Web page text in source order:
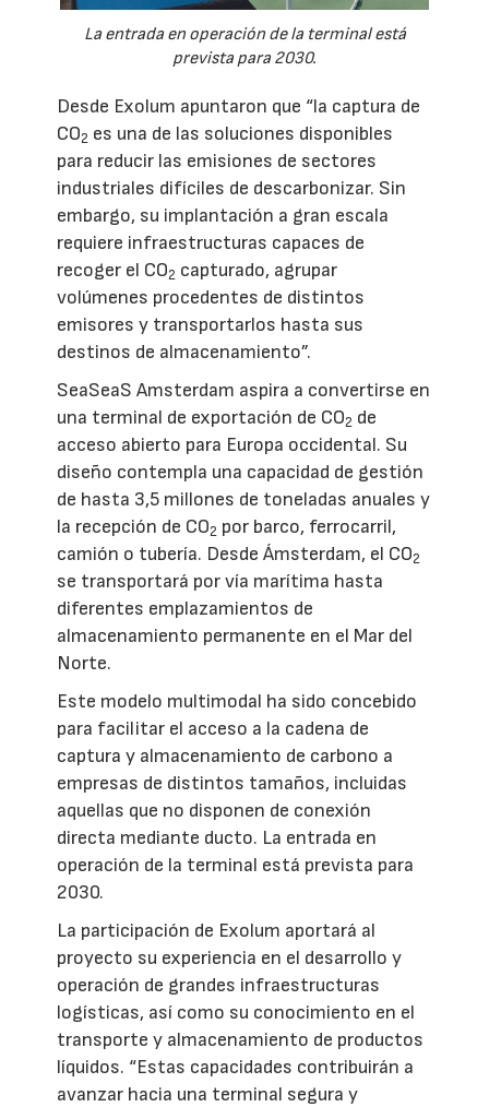
La entrada en operación de la terminal está
prevista para 2030.
Desde Exolum apuntaron que “la captura de
CO2 es una de las soluciones disponibles
para reducir las emisiones de sectores
industriales difíciles de descarbonizar. Sin
embargo, su implantación a gran escala
requiere infraestructuras capaces de
recoger el CO2 capturado, agrupar
volúmenes procedentes de distintos
emisores y transportarlos hasta sus
destinos de almacenamiento”.
SeaSeaS Amsterdam aspira a convertirse en
una terminal de exportación de CO2 de
acceso abierto para Europa occidental. Su
diseño contempla una capacidad de gestión
de hasta 3,5 millones de toneladas anuales y
la recepción de CO2 por barco, ferrocarril,
camión o tubería. Desde Ámsterdam, el CO2
se transportará por vía marítima hasta
diferentes emplazamientos de
almacenamiento permanente en el Mar del
Norte.
Este modelo multimodal ha sido concebido
para facilitar el acceso a la cadena de
captura y almacenamiento de carbono a
empresas de distintos tamaños, incluidas
aquellas que no disponen de conexión
directa mediante ducto. La entrada en
operación de la terminal está prevista para
2030.
La participación de Exolum aportará al
proyecto su experiencia en el desarrollo y
operación de grandes infraestructuras
logísticas, así como su conocimiento en el
transporte y almacenamiento de productos
líquidos. “Estas capacidades contribuirán a
avanzar hacia una terminal segura y